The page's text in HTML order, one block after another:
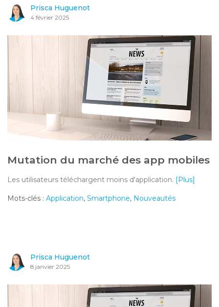
Prisca Huguenot
4 février 2025
Mutation du marché des app mobiles
Les utilisateurs téléchargent moins d'application. [Plus]
Mots-clés : Application, Smartphone, Nouveautés
Prisca Huguenot
8 janvier 2025